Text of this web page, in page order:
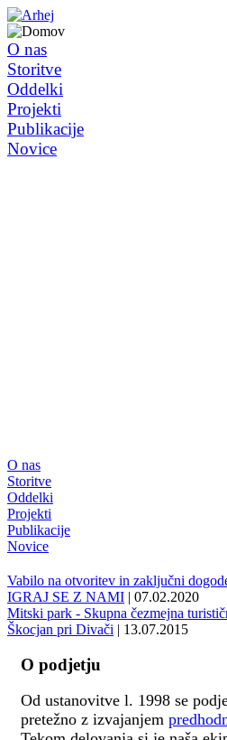
O nas
Storitve
Oddelki
Projekti
Publikacije
Novice
O nas
Storitve
Oddelki
Projekti
Publikacije
Novice
Vabilo na otvoritev in zaključni
IGRAJ SE Z NAMI | 07.02.2020
Mitski park - Skupna čezmejna
Škocjan pri Divači | 13.07.2015
O podjetju
Od ustanovitve l. 1998 se
pretežno z izvajanjem